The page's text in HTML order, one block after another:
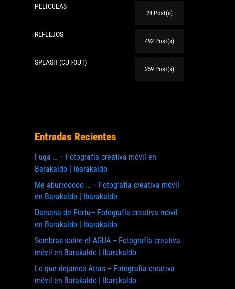
PELICULAS
28 Post(s)
REFLEJOS
492 Post(s)
SPLASH (CUT-OUT)
259 Post(s)
Entradas Recientes
Fuga … – Fotografía creativa móvil en
Barakaldo | Ibarakaldo
Me aburrooooo … – Fotografía creativa móvil
en Barakaldo | Ibarakaldo
Darsena de Portu– Fotografía creativa móvil
en Barakaldo | Ibarakaldo
Sombras sobre el AGUA – Fotografía creativa
móvil en Barakaldo | Ibarakaldo
Lo que dejamos Atras – Fotografía creativa
móvil en Barakaldo | Ibarakaldo